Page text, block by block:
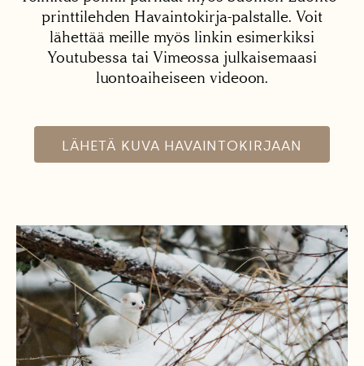
printtilehden Havaintokirja-palstalle. Voit
lähettää meille myös linkin esimerkiksi
Youtubessa tai Vimeossa julkaisemaasi
luontoaiheiseen videoon.
LÄHETÄ KUVA HAVAINTOKIRJAAN